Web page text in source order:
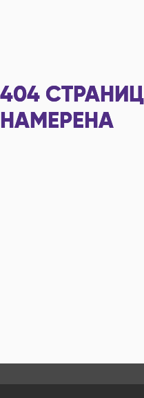
404
НАМЕРЕНА